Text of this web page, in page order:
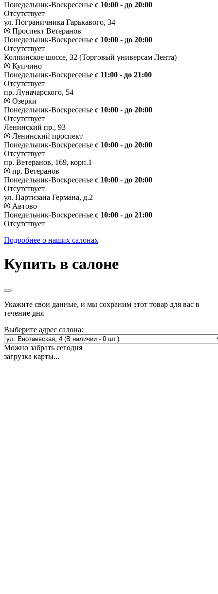
Понедельник-Воскресенье с 10:00 - до 20:00
Отсутствует
ул. Пограничника Гарькавого, 34
Проспект Ветеранов
Понедельник-Воскресенье с 10:00 - до 20:00
Отсутствует
Колпинское шоссе, 32 (Торговый универсам Лента)
Купчино
Понедельник-Воскресенье с 11:00 - до 21:00
Отсутствует
пр. Луначарского, 54
Озерки
Понедельник-Воскресенье с 10:00 - до 20:00
Отсутствует
Ленинский пр., 93
Ленинский проспект
Понедельник-Воскресенье с 10:00 - до 20:00
Отсутствует
пр. Ветеранов, 169, корп.1
пр. Ветеранов
Понедельник-Воскресенье с 10:00 - до 20:00
Отсутствует
ул. Партизана Германа, д.2
Автово
Понедельник-Воскресенье с 10:00 - до 21:00
Отсутствует
Подробнее о наших салонах
Купить в салоне
Укажите свои данные, и мы сохраним этот товар для вас в
течение дня
Выберите адрес салона:
Можно забрать сегодня
загрузка карты...